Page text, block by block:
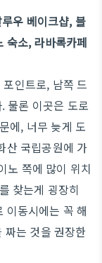
우 베이크샵, 블
숙소, 라바록카페
인트로, 남쪽 드
물론 이곳은 도로
에, 너무 늦게 도
산 국립공원에 가
노 쪽에 많이 위치
찾는게 굉장히
이동시에는 꼭 해
짜는 것을 권장한